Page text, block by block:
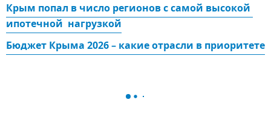
Крым попал в число регионов с самой высокой
ипотечной  нагрузкой
Бюджет Крыма 2026 – какие отрасли в приоритете